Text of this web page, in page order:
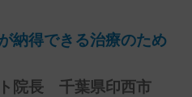
納得できる治療のため
院長 千葉県印西市